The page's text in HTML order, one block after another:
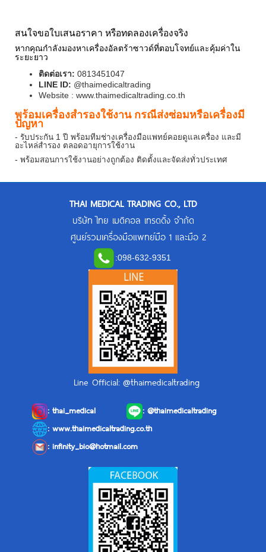
สนใจขอใบเสนอราคา หรือทดลองเครื่องจริง
หากคุณกำลังมองหาเครื่องอัลตร้าซาวด์ที่ตอบโจทย์และคุ้มค่าใน
ระยะยาว
ติดต่อเรา: 0813451047
LINE ID: @thaimedicaltrading
Website : www.thaimedicaltrading.co.th
พร้อมเครื่องสำรองใช้งาน กรณีส่งซ่อมหรือเครื่องมี
ปัญหา
- รับประกัน 1 ปี พร้อมทีมช่างเครื่องมือแพทย์คอยดูแลเครื่อง และมี
อะไหล่สำรอง ตลอดอายุการใช้งาน
- พร้อมสอนการใช้งานอย่างถูกต้อง ติดตั้งและจัดส่งทั่วประเทศ
THAI MEDICAL TRADING CO., LTD
บริษัท ไทย เมดิคอล เทรดดิ้ง จำกัด
ศูนย์รวมเครื่องมือแพทย์มือ 1 และมือ 2
:098-632-9351
Line Official: @thaimedicaltrading
:thai_medical : @thaimedicaltrading
: www.thaimedicaltrading.co.th
:infinity_bio@hotmail.com